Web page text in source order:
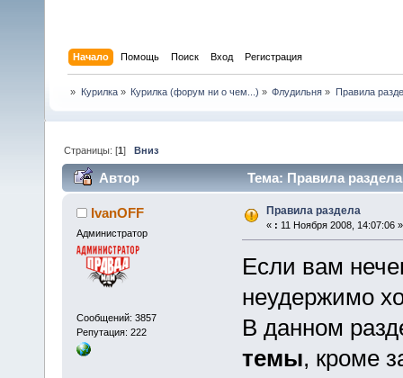
Начало Помощь Поиск Вход Регистрация
» Курилка» Курилка (форум ни о чем...) » Флудильня » Правила
Страницы: [1]Вниз
Автор Тема: Правила
IvanOFF
Администратор
Сообщений: 3857
Репутация: 222
Правила раздела
« : 11 Ноября 2008, 14:07:06 »
Если вам
неудержимо
В данном
темы, кроме